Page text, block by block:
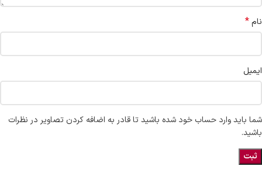
نام*
ایمیل
شما باید وارد حساب خود شده باشید تا قادر به اضافه کردن تصاویر در نظرات
باشید.